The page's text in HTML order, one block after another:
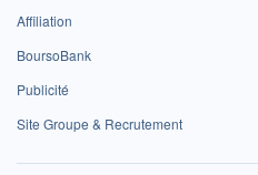
Affiliation
BoursoBank
Publicité
Site Groupe & Recrutement